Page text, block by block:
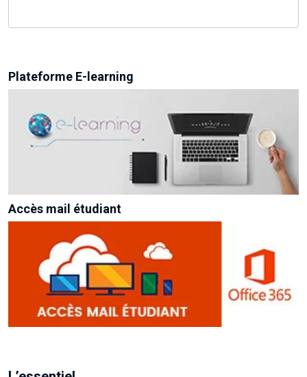
Plateforme E-learning
Accès mail étudiant